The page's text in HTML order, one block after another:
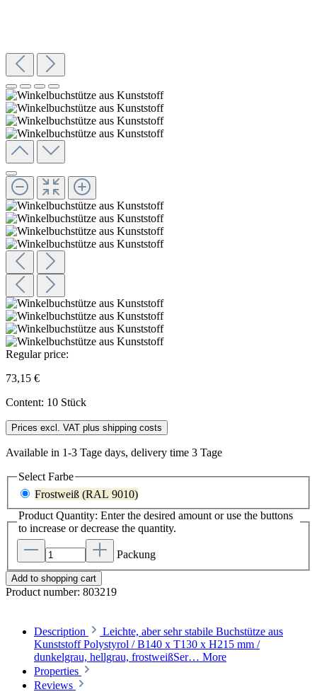
Regular price:
73,15 €
Content: 10 Stück
Prices excl. VAT plus shipping costs
Available in 1-3 Tage days, delivery time 3 Tage
Select Farbe
Frostweiß (RAL 9010)
Product Quantity: Enter the desired amount or use the buttons
to increase or decrease the quantity.
Packung
Add to shopping cart
Product number: 803219
Description
Leichte, aber sehr stabile Buchstütze aus
Kunststoff Polystyrol / B140 x T130 x H215 mm /
dunkelgrau, hellgrau, frostweißSer… More
Properties
Reviews